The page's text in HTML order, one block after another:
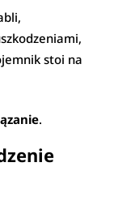
stoi na
.